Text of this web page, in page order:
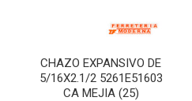
CHAZO EXPANSIVO DE
5/16X2.1/2 5261E51603
CA MEJIA (25)